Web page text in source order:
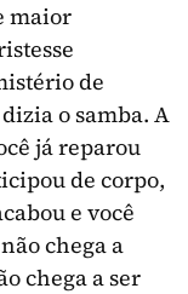
maior
de
o samba. A
já reparou
de corpo,
e você
chega a
chega a ser